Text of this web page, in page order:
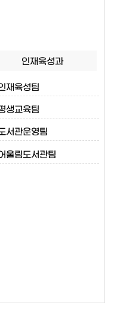
인재육성과
재육성팀
생교육팀
서관운영팀
울림도서관팀